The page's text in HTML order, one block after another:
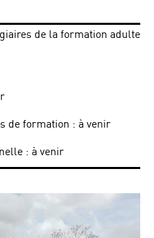
de la formation adulte
de formation : à venir
: à venir